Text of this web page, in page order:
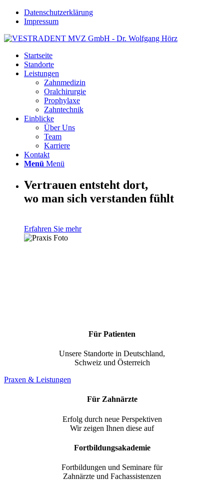
Datenschutzerklärung
Impressum
Startseite
Standorte
Leistungen
Zahnmedizin
Oralchirurgie
Prophylaxe
Zahntechnik
Einblicke
Über Uns
Team
Karriere
Kontakt
Menü Menü
Vertrauen entsteht dort,
wo man sich verstanden fühlt
Erfahren Sie mehr
Für Patienten
Unsere Standorte in Deutschland,
Schweiz und Österreich
Praxen & Leistungen
Für Zahnärzte
Erfolg durch neue Perspektiven
Wir zeigen Ihnen diese auf
Fortbildungsakademie
Fortbildungen und Seminare für
Zahnärzte und Fachassistenzen